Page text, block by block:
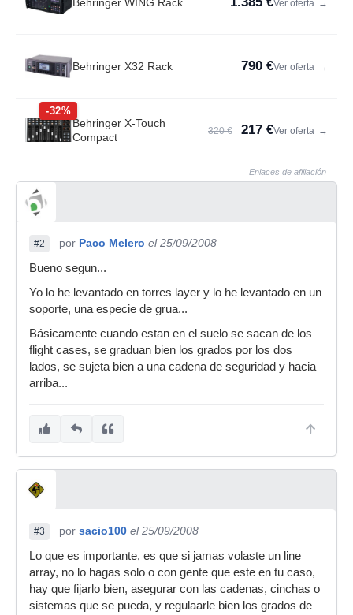
Ver oferta →
Behringer X32 Rack 790 €Ver oferta →
-32%
Behringer X-Touch
Compact
320 € 217 €Ver oferta →
Enlaces de afiliación
#2 por Paco Melero el 25/09/2008
Bueno segun...
Yo lo he levantado en torres layer y lo he levantado en un
soporte, una especie de grua...
Básicamente cuando estan en el suelo se sacan de los
flight cases, se graduan bien los grados por los dos
lados, se sujeta bien a una cadena de seguridad y hacia
arriba...
#3 por sacio100 el 25/09/2008
Lo que es importante, es que si jamas volaste un line
array, no lo hagas solo o con gente que este en tu caso,
hay que fijarlo bien, asegurar con las cadenas, cinchas o
sistemas que se pueda, y regulaarle bien los grados de